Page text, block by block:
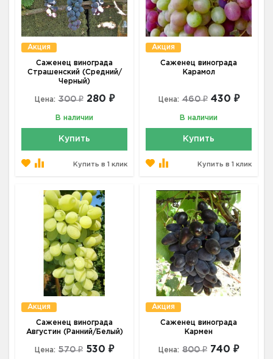
Акция
Саженец винограда
Страшенский (Средний/
Черный)
Цена: 300 ₽ 280 ₽
В наличии
Купить
Купить в 1 клик
Акция
Саженец винограда
Карамол
Цена: 460 ₽ 430 ₽
В наличии
Купить
Купить в 1 клик
Акция
Саженец винограда
Августин (Ранний/Белый)
Цена: 570 ₽ 530 ₽
Акция
Саженец винограда
Кармен
Цена: 800 ₽ 740 ₽